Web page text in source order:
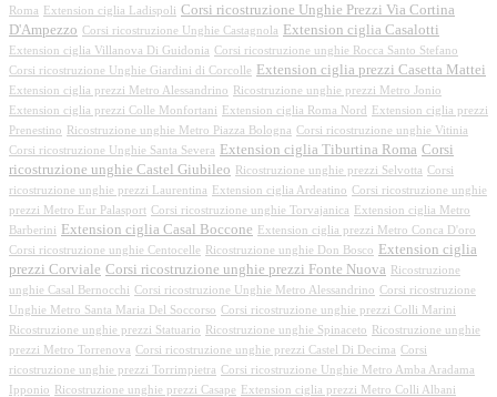
Roma
Extension ciglia Ladispoli Corsi ricostruzione Unghie Prezzi Via Cortina
D'Ampezzo Corsi ricostruzione Unghie Castagnola Extension ciglia Casalotti
Extension ciglia Villanova Di Guidonia Corsi ricostruzione unghie Rocca Santo Stefano
Corsi ricostruzione Unghie Giardini di Corcolle
Extension ciglia prezzi Casetta Mattei
Extension ciglia prezzi Metro Alessandrino
Ricostruzione unghie prezzi Metro Jonio
Extension ciglia prezzi Colle Monfortani
Extension ciglia Roma Nord
Extension ciglia prezzi
Prenestino
Ricostruzione unghie Metro Piazza Bologna Corsi ricostruzione unghie Vitinia
Corsi ricostruzione Unghie Santa Severa
Extension ciglia Tiburtina Roma Corsi
ricostruzione unghie Castel Giubileo
Ricostruzione unghie prezzi Selvotta Corsi
ricostruzione unghie prezzi Laurentina
Extension ciglia Ardeatino Corsi ricostruzione unghie
prezzi Metro Eur Palasport Corsi ricostruzione unghie Torvajanica
Extension ciglia Metro
Barberini
Extension ciglia Casal Boccone
Extension ciglia prezzi Metro Conca D'oro
Corsi ricostruzione unghie Centocelle
Ricostruzione unghie Don Bosco
Extension ciglia
prezzi Corviale Corsi ricostruzione unghie prezzi Fonte Nuova
Ricostruzione
unghie Casal Bernocchi Corsi ricostruzione Unghie Metro Alessandrino Corsi ricostruzione
Unghie Metro Santa Maria Del Soccorso Corsi ricostruzione unghie prezzi Colli Marini
Ricostruzione unghie prezzi Statuario
Ricostruzione unghie Spinaceto
Ricostruzione unghie
prezzi Metro Torrenova Corsi ricostruzione unghie prezzi Castel Di Decima Corsi
ricostruzione unghie prezzi Torrimpietra Corsi ricostruzione Unghie Metro Amba Aradama
Ipponio
Ricostruzione unghie prezzi Casape
Extension ciglia prezzi Metro Colli Albani